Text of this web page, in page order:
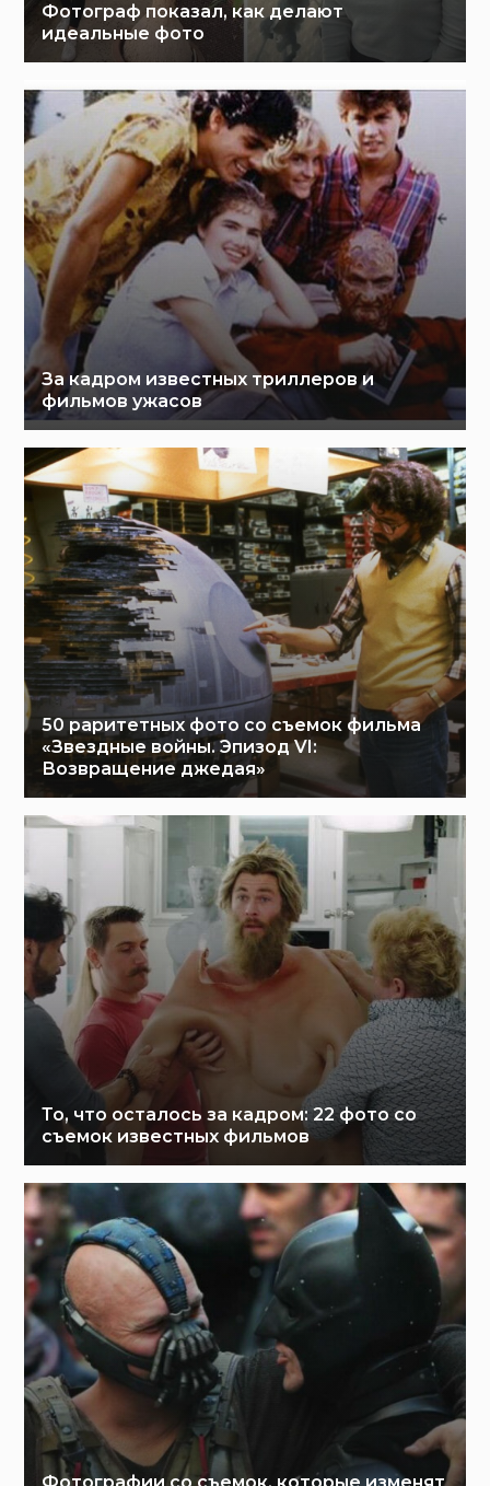
Фотограф показал, как делают
идеальные фото
За кадром известных триллеров и
фильмов ужасов
50 раритетных фото со съемок фильма
«Звездные войны. Эпизод VI:
Возвращение джедая»
То, что осталось за кадром: 22 фото со
съемок известных фильмов